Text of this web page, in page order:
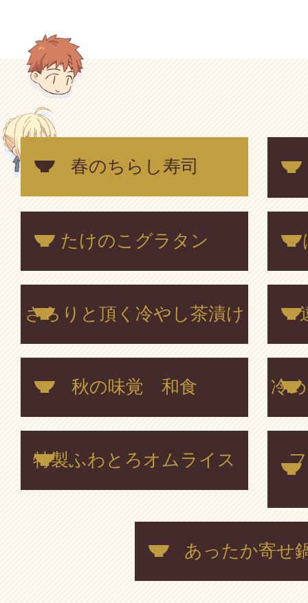
春のちらし寿司
たけのこグラタン
さらりと頂く冷やし茶漬け
秋の味覚 和食 冷
特製ふわとろオムライス
あったか寄せ